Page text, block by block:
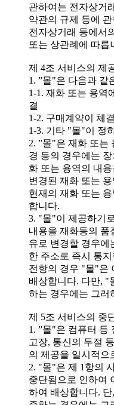
관하여는 전자상거
약관의 규제 등에
전자상거래 등에서
또는 상관례에 따릅
제 4조 서비스의 제
1. ”몰"은 다음과 같
1-1. 재화 또는 용역
결
1-2. 구매계약이 체
1-3. 기타 "몰"이 정
2. ”몰"은 재화 또는
경 등의 경우에는
화 또는 용역의 내
변경된 재화 또는
현재의 재화 또는
합니다.
3. "몰"이 제공하기
내용을 재화등의 품
유로 변경할 경우에
한 주소로 즉시 통
전항의 경우 "몰"은
배상합니다. 다만, "
하는 경우에는 그러
제 5조 서비스의 중
1. ”몰"은 컴퓨터 등
고장, 통신의 두절
의 제공을 일시적으
2. "몰"은 제 1항의
중단됨으로 인하여
하여 배상합니다.